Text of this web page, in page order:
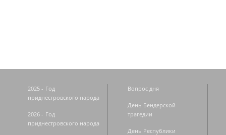
2025 - Год
приднестровского народа
2026 - Год
приднестровского народа
Вопрос дня
День Бендерской
трагедии
День Республики